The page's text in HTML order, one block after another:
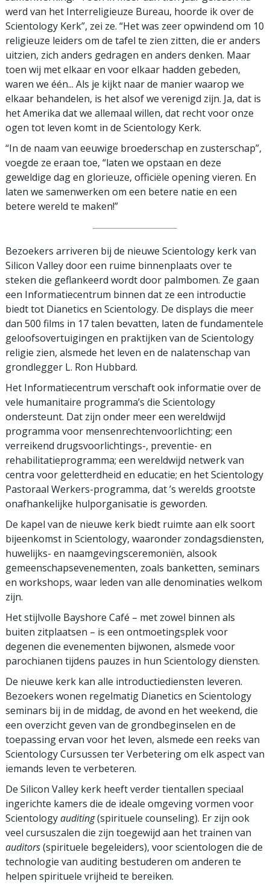
werd van het Interreligieuze Bureau, hoorde ik over de
Scientology Kerk”, zei ze. “Het was zeer opwindend om 10
religieuze leiders om de tafel te zien zitten, die er anders
uitzien, zich anders gedragen en anders denken. Maar
toen wij met elkaar en voor elkaar hadden gebeden,
waren we één... Als je kijkt naar de manier waarop we
elkaar behandelen, is het alsof we verenigd zijn. Ja, dat is
het Amerika dat we allemaal willen, dat recht voor onze
ogen tot leven komt in de Scientology Kerk.
“In de naam van eeuwige broederschap en zusterschap”,
voegde ze eraan toe, “laten we opstaan en deze
geweldige dag en glorieuze, officiële opening vieren. En
laten we samenwerken om een betere natie en een
betere wereld te maken!”
Bezoekers arriveren bij de nieuwe Scientology kerk van
Silicon Valley door een ruime binnenplaats over te
steken die geflankeerd wordt door palmbomen. Ze gaan
een Informatiecentrum binnen dat ze een introductie
biedt tot Dianetics en Scientology. De displays die meer
dan 500 films in 17 talen bevatten, laten de fundamentele
geloofsovertuigingen en praktijken van de Scientology
religie zien, alsmede het leven en de nalatenschap van
grondlegger L. Ron Hubbard.
Het Informatiecentrum verschaft ook informatie over de
vele humanitaire programma’s die Scientology
ondersteunt. Dat zijn onder meer een wereldwijd
programma voor mensenrechtenvoorlichting; een
verreikend drugsvoorlichtings-, preventie- en
rehabilitatieprogramma; een wereldwijd netwerk van
centra voor geletterdheid en educatie; en het Scientology
Pastoraal Werkers-programma, dat ’s werelds grootste
onafhankelijke hulporganisatie is geworden.
De kapel van de nieuwe kerk biedt ruimte aan elk soort
bijeenkomst in Scientology, waaronder zondagsdiensten,
huwelijks- en naamgevingsceremoniën, alsook
gemeenschapsevenementen, zoals banketten, seminars
en workshops, waar leden van alle denominaties welkom
zijn.
Het stijlvolle Bayshore Café – met zowel binnen als
buiten zitplaatsen – is een ontmoetingsplek voor
degenen die evenementen bijwonen, alsmede voor
parochianen tijdens pauzes in hun Scientology diensten.
De nieuwe kerk kan alle introductiediensten leveren.
Bezoekers wonen regelmatig Dianetics en Scientology
seminars bij in de middag, de avond en het weekend, die
een overzicht geven van de grondbeginselen en de
toepassing ervan voor het leven, alsmede een reeks van
Scientology Cursussen ter Verbetering om elk aspect van
iemands leven te verbeteren.
De Silicon Valley kerk heeft verder tientallen speciaal
ingerichte kamers die de ideale omgeving vormen voor
Scientologyauditing(spirituele counseling). Er zijn ook
veel cursuszalen die zijn toegewijd aan het trainen van
auditors(spirituele begeleiders), voor scientologen die de
technologie van auditing bestuderen om anderen te
helpen spirituele vrijheid te bereiken.